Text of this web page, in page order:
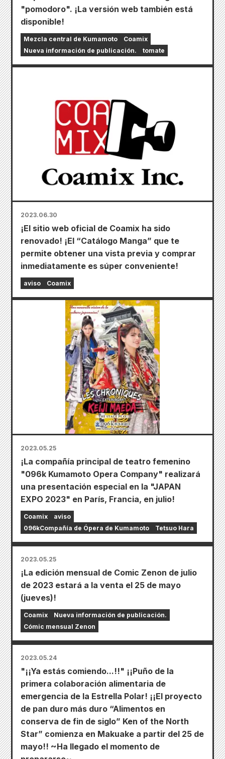
"pomodoro". ¡La versión web también está
disponible!
Mezcla central de Kumamoto
Coamix
Nueva información de publicación.
tomate
2023.06.30
¡El sitio web oficial de Coamix ha sido
renovado! ¡El “Catálogo Manga” que te
permite obtener una vista previa y comprar
inmediatamente es súper conveniente!
aviso Coamix
2023.05.25
¡La compañía principal de teatro femenino
"096k Kumamoto Opera Company" realizará
una presentación especial en la "JAPAN
EXPO 2023" en París, Francia, en julio!
Coamix
aviso
096kCompañía de Ópera de Kumamoto
Tetsuo Hara
2023.05.25
¡La edición mensual de Comic Zenon de julio
de 2023 estará a la venta el 25 de mayo
(jueves)!
Coamix
Nueva información de publicación.
Cómic mensual Zenon
2023.05.24
"¡¡Ya estás comiendo...!!" ¡¡Puño de la
primera colaboración alimentaria de
emergencia de la Estrella Polar! ¡¡El proyecto
de pan duro más duro “Alimentos en
conserva de fin de siglo” Ken of the North
Star” comienza en Makuake a partir del 25 de
mayo!! ~Ha llegado el momento de